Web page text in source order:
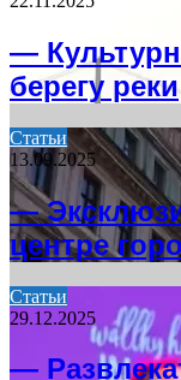
—
берегу реки
Статьи
13.09.2025
—
центре
Статьи
29.12.2025
—